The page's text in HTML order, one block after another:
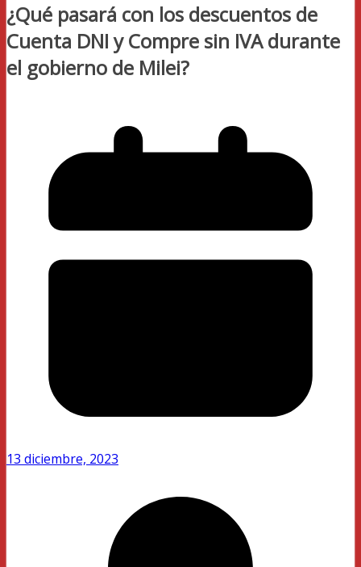
¿Qué pasará con los descuentos de
Cuenta DNI y Compre sin IVA durante
el gobierno de Milei?
13 diciembre, 2023